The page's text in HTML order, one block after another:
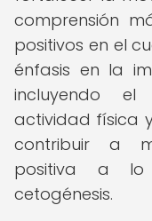
comprensión
positivos en el
énfasis en la
incluyendo
actividad física
contribuir a
positiva a
cetogénesis.